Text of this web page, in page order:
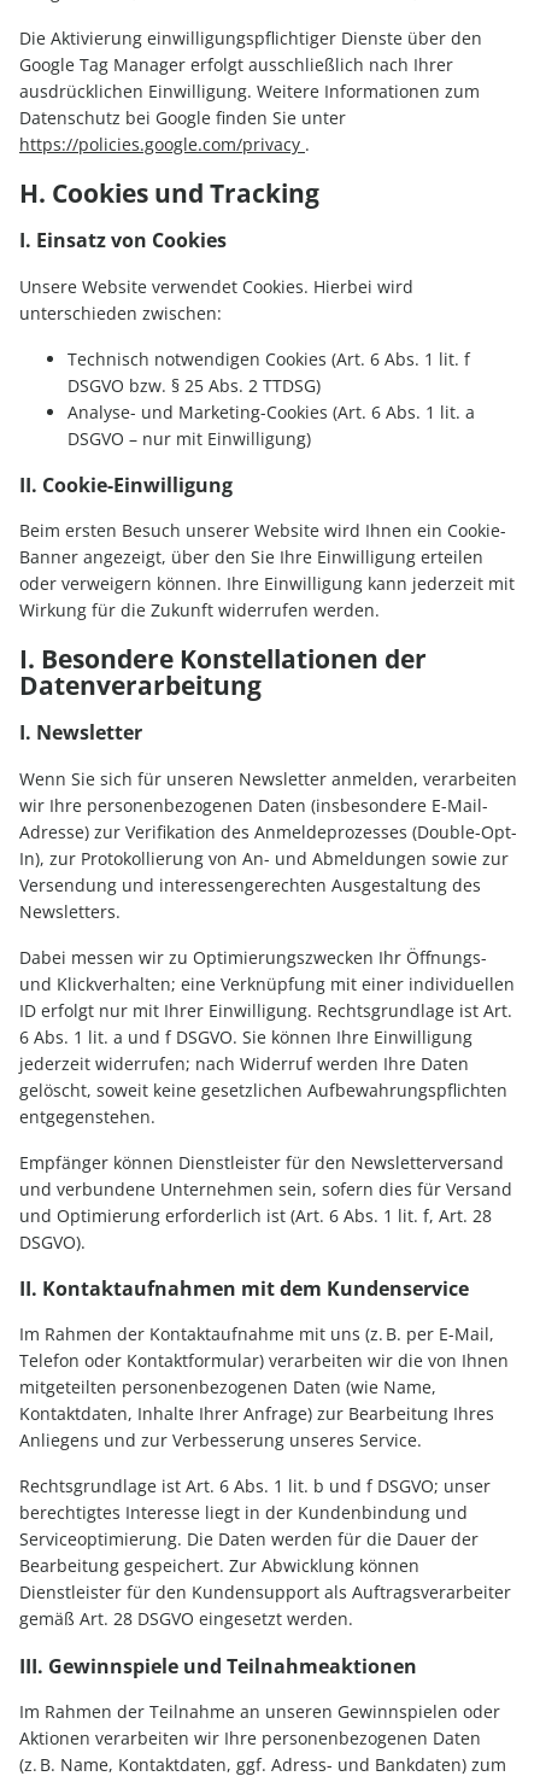
Die Aktivierung einwilligungspflichtiger Dienste über den
Google Tag Manager erfolgt ausschließlich nach Ihrer
ausdrücklichen Einwilligung. Weitere Informationen zum
Datenschutz bei Google finden Sie unter
https://policies.google.com/privacy .
H. Cookies und Tracking
I. Einsatz von Cookies
Unsere Website verwendet Cookies. Hierbei wird
unterschieden zwischen:
Technisch notwendigen Cookies (Art. 6 Abs. 1 lit. f
DSGVO bzw. § 25 Abs. 2 TTDSG)
Analyse- und Marketing-Cookies (Art. 6 Abs. 1 lit. a
DSGVO – nur mit Einwilligung)
II. Cookie-Einwilligung
Beim ersten Besuch unserer Website wird Ihnen ein Cookie-
Banner angezeigt, über den Sie Ihre Einwilligung erteilen
oder verweigern können. Ihre Einwilligung kann jederzeit mit
Wirkung für die Zukunft widerrufen werden.
I. Besondere Konstellationen der
Datenverarbeitung
I. Newsletter
Wenn Sie sich für unseren Newsletter anmelden, verarbeiten
wir Ihre personenbezogenen Daten (insbesondere E-Mail-
Adresse) zur Verifikation des Anmeldeprozesses (Double-Opt-
In), zur Protokollierung von An- und Abmeldungen sowie zur
Versendung und interessengerechten Ausgestaltung des
Newsletters.
Dabei messen wir zu Optimierungszwecken Ihr Öffnungs-
und Klickverhalten; eine Verknüpfung mit einer individuellen
ID erfolgt nur mit Ihrer Einwilligung. Rechtsgrundlage ist Art.
6 Abs. 1 lit. a und f DSGVO. Sie können Ihre Einwilligung
jederzeit widerrufen; nach Widerruf werden Ihre Daten
gelöscht, soweit keine gesetzlichen Aufbewahrungspflichten
entgegenstehen.
Empfänger können Dienstleister für den Newsletterversand
und verbundene Unternehmen sein, sofern dies für Versand
und Optimierung erforderlich ist (Art. 6 Abs. 1 lit. f, Art. 28
DSGVO).
II. Kontaktaufnahmen mit dem Kundenservice
Im Rahmen der Kontaktaufnahme mit uns (z. B. per E-Mail,
Telefon oder Kontaktformular) verarbeiten wir die von Ihnen
mitgeteilten personenbezogenen Daten (wie Name,
Kontaktdaten, Inhalte Ihrer Anfrage) zur Bearbeitung Ihres
Anliegens und zur Verbesserung unseres Service.
Rechtsgrundlage ist Art. 6 Abs. 1 lit. b und f DSGVO; unser
berechtigtes Interesse liegt in der Kundenbindung und
Serviceoptimierung. Die Daten werden für die Dauer der
Bearbeitung gespeichert. Zur Abwicklung können
Dienstleister für den Kundensupport als Auftragsverarbeiter
gemäß Art. 28 DSGVO eingesetzt werden.
III. Gewinnspiele und Teilnahmeaktionen
Im Rahmen der Teilnahme an unseren Gewinnspielen oder
Aktionen verarbeiten wir Ihre personenbezogenen Daten
(z. B. Name, Kontaktdaten, ggf. Adress- und Bankdaten) zum